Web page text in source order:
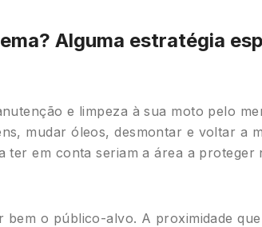
Alguma estratégia
e limpeza à sua moto pelo
mudar óleos, desmontar e voltar a
ter em conta seriam a área a
o público-alvo. A proximidade